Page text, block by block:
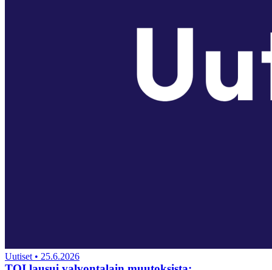
Uutiset • 25.6.2026